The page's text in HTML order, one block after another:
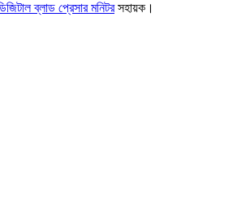
ব্লাড প্রেসার মনিটরসহায়ক।